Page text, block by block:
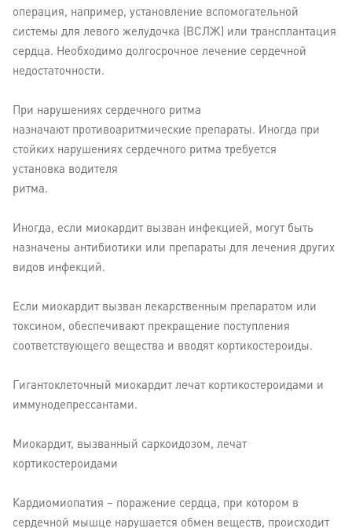
операция, например, установление вспомогательной
системы для левого желудочка (ВСЛЖ) или трансплантация
сердца. Необходимо долгосрочное лечение сердечной
недостаточности.
При нарушениях сердечного ритма
назначают противоаритмические препараты. Иногда при
стойких нарушениях сердечного ритма требуется
установка водителя
ритма.
Иногда, если миокардит вызван инфекцией, могут быть
назначены антибиотики или препараты для лечения других
видов инфекций.
Если миокардит вызван лекарственным препаратом или
токсином, обеспечивают прекращение поступления
соответствующего вещества и вводят кортикостероиды.
Гигантоклеточный миокардит лечат кортикостероидами и
иммунодепрессантами.
Миокардит, вызванный саркоидозом, лечат
кортикостероидами
Кардиомиопатия – поражение сердца, при котором в
сердечной мышце нарушается обмен веществ, происходит